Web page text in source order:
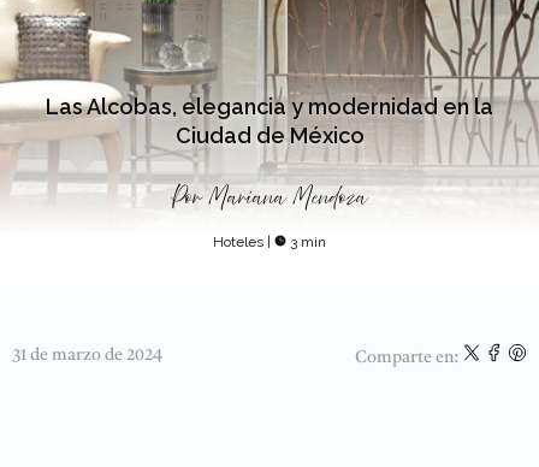
Las Alcobas, elegancia y modernidad en la
Ciudad de México
PorMariana Mendoza
Hoteles | 3 min
31 de marzo de 2024 Comparte en: